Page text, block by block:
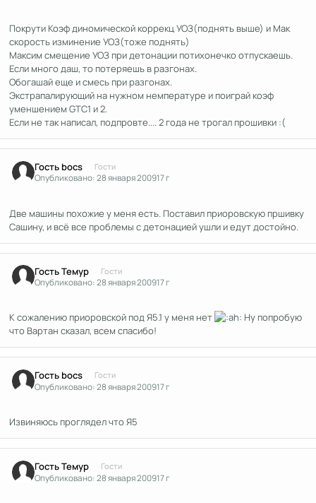
Покрути Коэф диномической коррекц УОЗ(поднять выше) и Мак
скорость изминение УОЗ(тоже поднять)
Максим смещение УОЗ при детонации потихонечко отпускаешь.
Если много даш, то потеряешь в разгонах.
Обогашай еще и смесь при разгонах.
Экстрапалирующий на нужном немпературе и поиграй коэф
уменшением GTC1 и 2.
Если не так написал, подпровте.... 2 года не трогал прошивки :(
Гость bocs Гости
Опубликовано:28 января 200917 г
Две машины похожие у меня есть. Поставил приоровскую пршивку
Сашину, и всё все проблемы с детонацией ушли и едут достойно.
Гость Темур Гости
Опубликовано:28 января 200917 г
К сожалению приоровской под Я5.1 у меня нет
Ну попробую
что Вартан сказал, всем спасибо!
Гость bocs Гости
Опубликовано:28 января 200917 г
Извиняюсь проглядел что Я5
Гость Темур Гости
Опубликовано:28 января 200917 г